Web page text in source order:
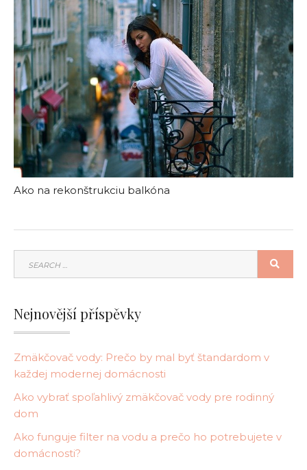
Ako na rekonštrukciu balkóna
Nejnovější příspěvky
Zmäkčovač vody: Prečo by mal byť štandardom v
každej modernej domácnosti
Ako vybrať spoľahlivý zmäkčovač vody pre rodinný
dom
Ako funguje filter na vodu a prečo ho potrebujete v
domácnosti?